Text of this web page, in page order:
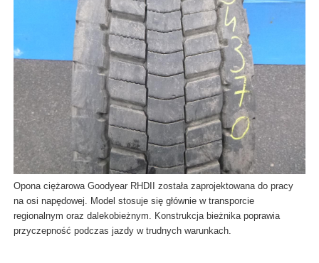
Opona ciężarowa Goodyear RHDII została zaprojektowana do pracy
na osi napędowej. Model stosuje się głównie w transporcie
regionalnym oraz dalekobieżnym. Konstrukcja bieżnika poprawia
przyczepność podczas jazdy w trudnych warunkach.